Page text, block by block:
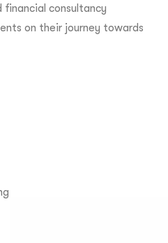
financial consultancy
on their journey towards